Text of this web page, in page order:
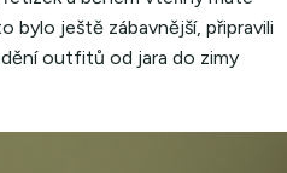
bylo ještě zábavnější, připravili
outfitů od jara do zimy